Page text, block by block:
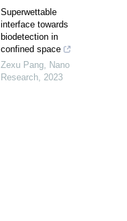
Superwettable
interface towards
biodetection in
confined space
Zexu Pang, Nano
Research, 2023